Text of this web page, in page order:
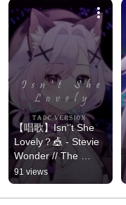
【唱歌】Isn‘’t She
Lovely？🎪 - Stevie
Wonder // The
Amazing Digital
Circus #cover
#singing #tadc
91 views